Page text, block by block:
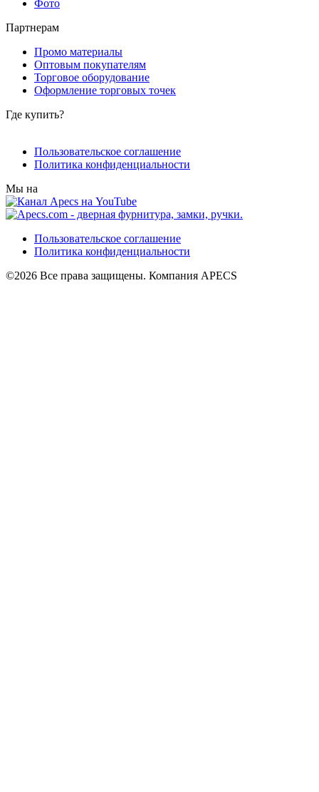
Фото
Партнерам
Промо материалы
Оптовым покупателям
Торговое оборудование
Оформление торговых точек
Где купить?
Пользовательское соглашение
Политика конфиденциальности
Мы на
Пользовательское соглашение
Политика конфиденциальности
©2026 Все права защищены. Компания APECS